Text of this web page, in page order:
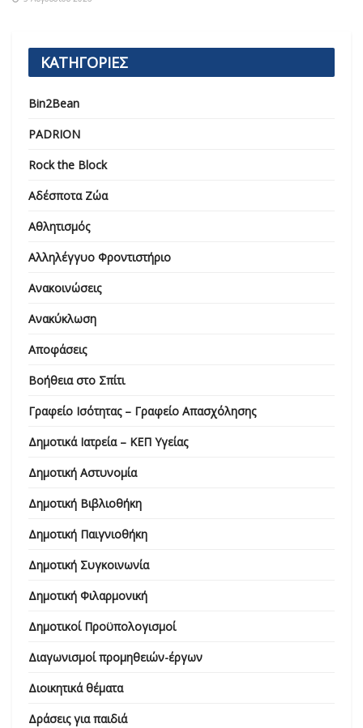
ΚΑΤΗΓΟΡΙΕΣ
Bin2Bean
PADRION
Rock the Block
Αδέσποτα Ζώα
Αθλητισμός
Αλληλέγγυο Φροντιστήριο
Ανακοινώσεις
Ανακύκλωση
Αποφάσεις
Βοήθεια στο Σπίτι
Γραφείο Ισότητας – Γραφείο Απασχόλησης
Δημοτικά Ιατρεία – ΚΕΠ Υγείας
Δημοτική Αστυνομία
Δημοτική Βιβλιοθήκη
Δημοτική Παιγνιοθήκη
Δημοτική Συγκοινωνία
Δημοτική Φιλαρμονική
Δημοτικοί Προϋπολογισμοί
Διαγωνισμοί προμηθειών-έργων
Διοικητικά θέματα
Δράσεις για παιδιά